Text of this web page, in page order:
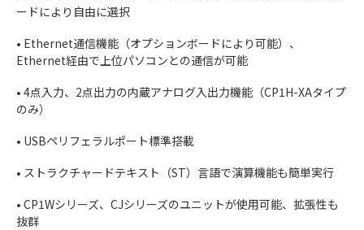
ードにより自由に選択
• Ethernet通信機能（オプションボードにより可能）、
Ethernet経由で上位パソコンとの通信が可能
• 4点入力、2点出力の内蔵アナログ入出力機能（CP1H-XAタイプ
のみ）
• USBペリフェラルポート標準搭載
• ストラクチャードテキスト（ST）言語で演算機能も簡単実行
• CP1Wシリーズ、CJシリーズのユニットが使用可能、拡張性も
抜群